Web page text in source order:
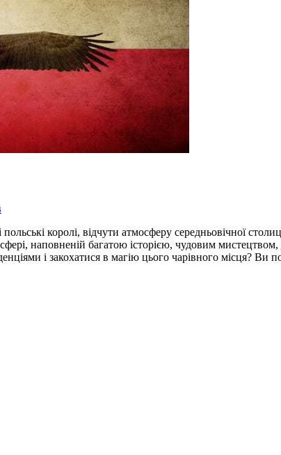
королі, відчути атмосферу середньовічної
наповненій багатою історією, чудовим
і закохатися в магію цього чарівного місця?